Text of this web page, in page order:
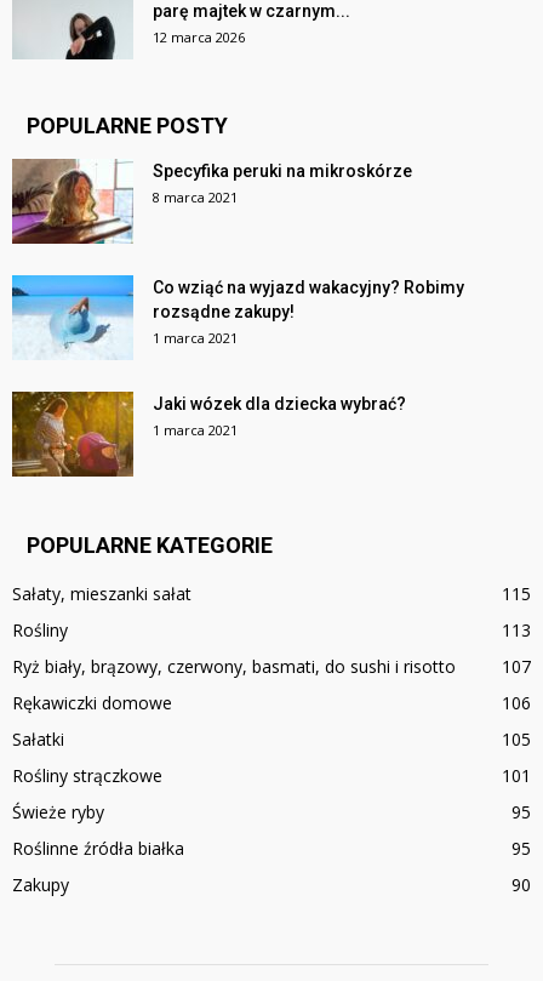
parę majtek w czarnym...
12 marca 2026
POPULARNE POSTY
Specyfika peruki na mikroskórze
8 marca 2021
Co wziąć na wyjazd wakacyjny? Robimy
rozsądne zakupy!
1 marca 2021
Jaki wózek dla dziecka wybrać?
1 marca 2021
POPULARNE KATEGORIE
Sałaty, mieszanki sałat
115
Rośliny
113
Ryż biały, brązowy, czerwony, basmati, do sushi i risotto
107
Rękawiczki domowe
106
Sałatki
105
Rośliny strączkowe
101
Świeże ryby
95
Roślinne źródła białka
95
Zakupy
90